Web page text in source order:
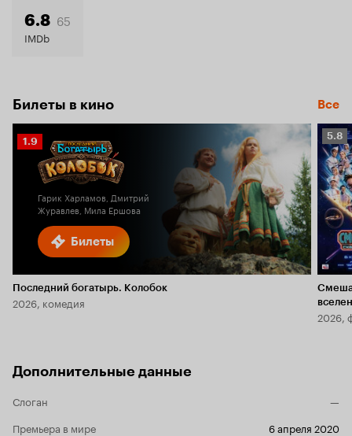
6.8 65
IMDb
Билеты в кино Все
Билеты
Рейтинг
Кинопоиска
1.9
Гарик Харламов, Дмитрий
Журавлев, Мила Ершова
Последний богатырь. Колобок
2026, комедия
5.8
5.8
2026,
Дополнительные данные
Слоган
—
Премьера в мире
6 апреля 2020